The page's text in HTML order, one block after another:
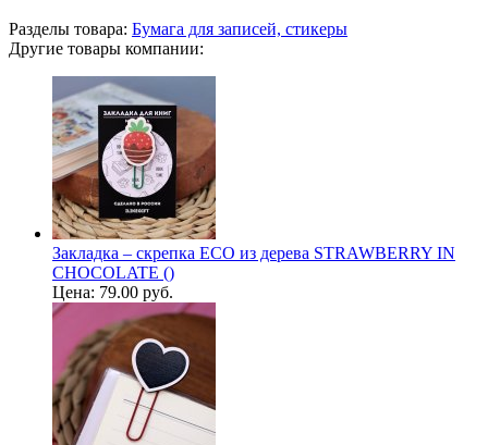
Разделы товара: Бумага для записей, стикеры
Другие товары компании:
Закладка – скрепка ECO из дерева STRAWBERRY IN
CHOCOLATE ()
Цена: 79.00 руб.